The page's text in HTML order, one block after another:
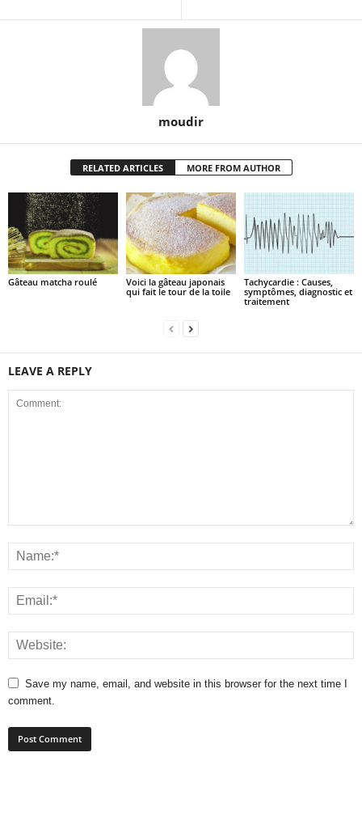
moudir
RELATED ARTICLES MORE FROM AUTHOR
Gâteau matcha roulé
Voici la gâteau japonais
qui fait le tour de la toile
Tachycardie : Causes,
symptômes, diagnostic et
traitement
LEAVE A REPLY
Save my name, email, and website in this browser for the next time I
comment.